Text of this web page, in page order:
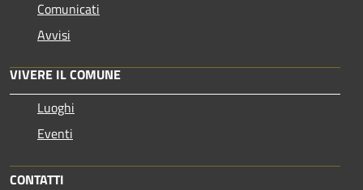
Comunicati
Avvisi
VIVERE IL COMUNE
Luoghi
Eventi
CONTATTI